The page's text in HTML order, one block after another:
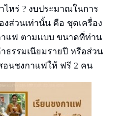
ไหร่ ? งบประมาณในการ
งส่วนเท่านั้น คือ ชุดเครื่อง
าแฟ ตามแบบ ขนาดที่ท่าน
ธรรมเนียมรายปี หรือส่วน
อนชงกาแฟให้ ฟรี 2 คน